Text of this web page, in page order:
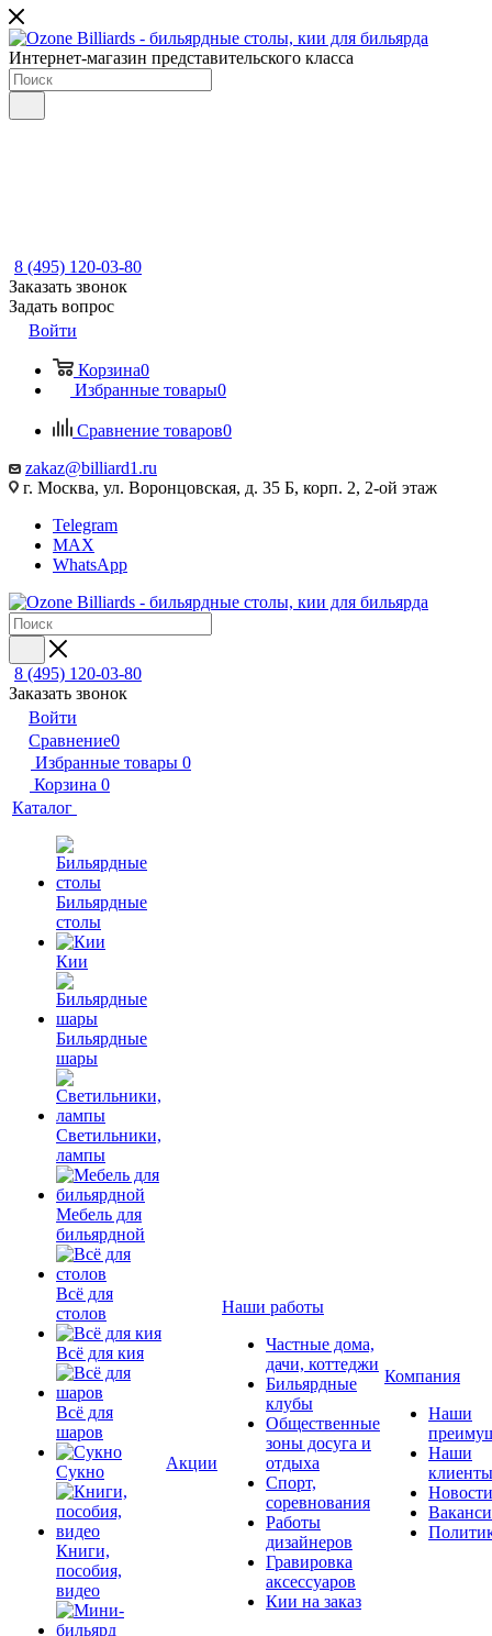
Интернет-магазин представительского класса
8 (495) 120-03-80
Заказать звонок
Задать вопрос
Войти
Корзина0
Избранные товары0
Сравнение товаров0
zakaz@billiard1.ru
г. Москва, ул. Воронцовская, д. 35 Б, корп. 2, 2-ой этаж
Telegram
MAX
WhatsApp
8 (495) 120-03-80
Заказать звонок
Войти
Сравнение0
Избранные товары 0
Корзина 0
Каталог
Бильярдные
столы
Кии
Бильярдные
шары
Светильники,
лампы
Мебель для
бильярдной
Всё для
столов
Всё для кия
Всё для
шаров
Сукно
Книги,
пособия,
видео
Акции
Наши работы
Частные дома,
дачи, коттеджи
Бильярдные
клубы
Общественные
зоны досуга и
отдыха
Спорт,
соревнования
Работы
дизайнеров
Гравировка
аксессуаров
Кии на заказ
Компания
Наши
Наши
клиенты
Новости